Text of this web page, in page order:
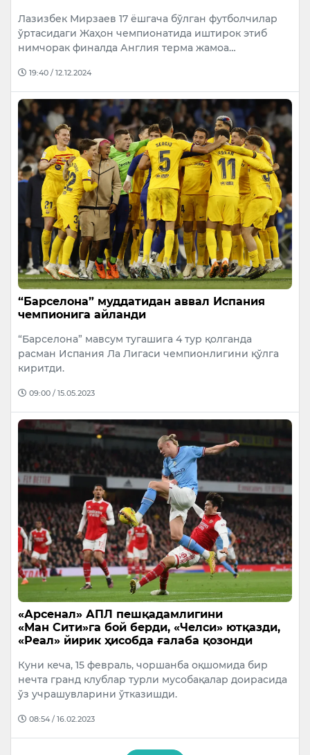
Лазизбек Мирзаев 17 ёшгача бўлган футболчилар
ўртасидаги Жаҳон чемпионатида иштирок этиб
нимчорак финалда Англия терма жамоа…
19:40 / 12.12.2024
“Барселона” муддатидан аввал Испания
чемпионига айланди
“Барселона” мавсум тугашига 4 тур қолганда
расман Испания Ла Лигаси чемпионлигини қўлга
киритди.
09:00 / 15.05.2023
«Арсенал» АПЛ пешқадамлигини
«Ман Сити»га бой берди, «Челси» ютқазди,
«Реал» йирик ҳисобда ғалаба қозонди
Куни кеча, 15 февраль, чоршанба оқшомида бир
нечта гранд клублар турли мусобақалар доирасида
ўз учрашувларини ўтказишди.
08:54 / 16.02.2023